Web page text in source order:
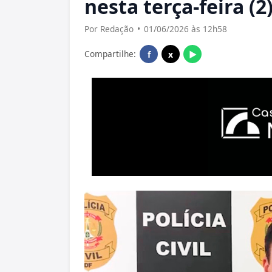
nesta terça-feira
Por Redação • 01/06/2026 às 12h58
Compartilhe: f x ▶